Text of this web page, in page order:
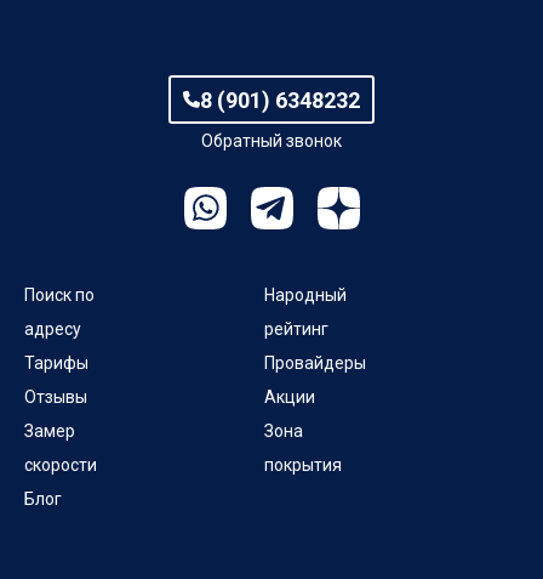
8 (901) 6348232
Обратный звонок
Поиск по
адресу
Тарифы
Отзывы
Замер
скорости
Блог
Народный
рейтинг
Провайдеры
Акции
Зона
покрытия